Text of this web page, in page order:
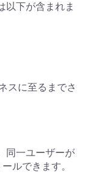
以下が含まれま
スに至るまでさ
同一ユーザーが
ルできます。